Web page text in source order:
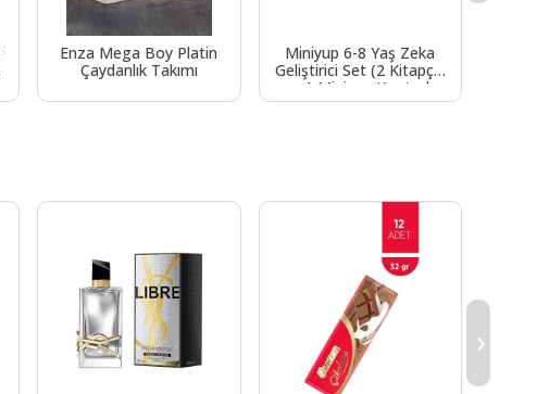
Enza Mega Boy Platin
Çaydanlık Takımı
Miniyup 6-8 Yaş Zeka
Geliştirici Set (2 Kitapçık
+ 1 Miniyup Kontrol
Kutusu)
›